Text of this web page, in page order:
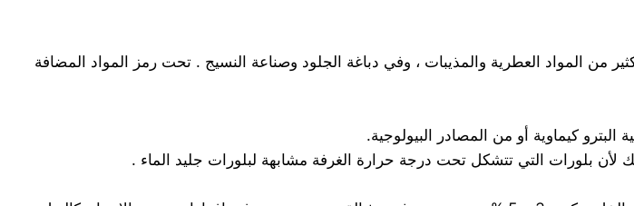
من المواد العطرية والمذيبات ، وفي دباغة الجلود وصناعة النسيج . تحت رمز المواد المضافة
بلورات التي تتشكل تحت درجة حرارة الغرفة مشابهة لبلورات جليد الماء .